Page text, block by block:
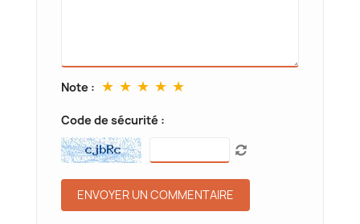
Note : ★ ★ ★ ★ ★
Code de sécurité :